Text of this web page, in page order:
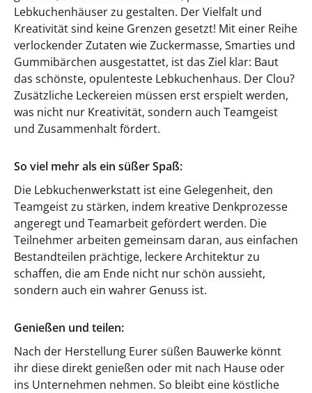
Lebkuchenhäuser zu gestalten. Der Vielfalt und
Kreativität sind keine Grenzen gesetzt! Mit einer Reihe
verlockender Zutaten wie Zuckermasse, Smarties und
Gummibärchen ausgestattet, ist das Ziel klar: Baut
das schönste, opulenteste Lebkuchenhaus. Der Clou?
Zusätzliche Leckereien müssen erst erspielt werden,
was nicht nur Kreativität, sondern auch Teamgeist
und Zusammenhalt fördert.
So viel mehr als ein süßer Spaß:
Die Lebkuchenwerkstatt ist eine Gelegenheit, den
Teamgeist zu stärken, indem kreative Denkprozesse
angeregt und Teamarbeit gefördert werden. Die
Teilnehmer arbeiten gemeinsam daran, aus einfachen
Bestandteilen prächtige, leckere Architektur zu
schaffen, die am Ende nicht nur schön aussieht,
sondern auch ein wahrer Genuss ist.
Genießen und teilen:
Nach der Herstellung Eurer süßen Bauwerke könnt
ihr diese direkt genießen oder mit nach Hause oder
ins Unternehmen nehmen. So bleibt eine köstliche